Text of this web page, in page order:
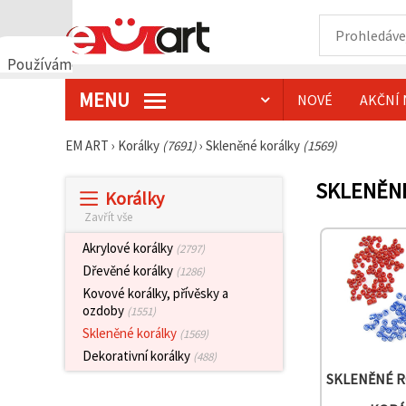
Používáme
MENU NOVÉ AKČNÍ
EM ART › Korálky (7691)› Skleněné korálky (1569)
Korálky
Zavřít vše
Akrylové korálky (2797)
Dřevěné korálky (1286)
Kovové korálky, přívěsky a
ozdoby (1551)
Skleněné korálky (1569)
Dekorativní korálky (488)
SKLENĚNÉ